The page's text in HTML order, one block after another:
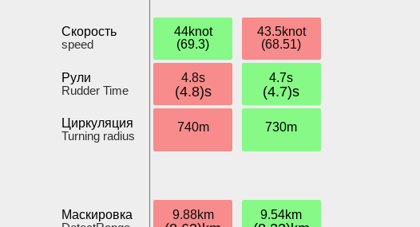
Скорость
speed
Рули
Rudder Time
Циркуляция
Turning radius
Маскировка
44knot
(69.3)
4.8s
(4.8)s
740m
9.88km
43.5knot
(68.51)
4.7s
(4.7)s
730m
9.54km